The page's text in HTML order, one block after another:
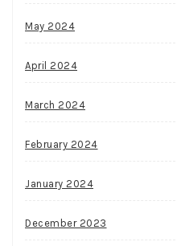
May 2024
April 2024
March 2024
February 2024
January 2024
December 2023